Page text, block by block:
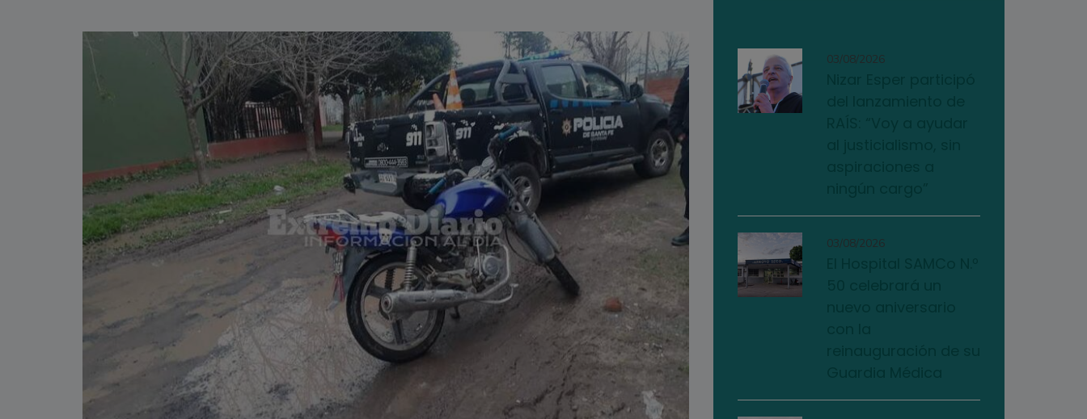
03/08/2026
03/08/2026